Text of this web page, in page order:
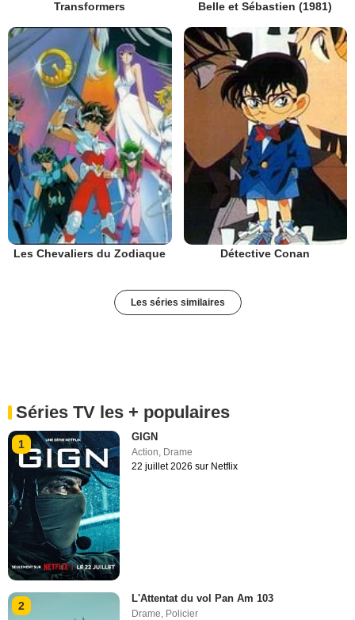
Transformers Belle et Sébastien (1981)
Les Chevaliers du Zodiaque Détective Conan
Les séries similaires
Séries TV les + populaires
1
GIGN
Action, Drame
22 juillet 2026 sur Netflix
2
L'Attentat du vol Pan Am 103
Drame Policier